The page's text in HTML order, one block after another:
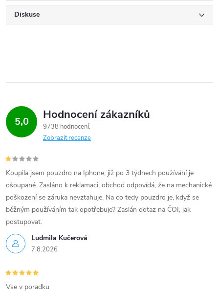
Diskuse
5,0 Hodnocení zákazníků
9738 hodnocení
Zobrazit recenze
Ludmila Kučerová
7.8.2026
Koupila jsem pouzdro na Iphone, již po 3 týdnech používání je
ošoupané. Zasláno k reklamaci, obchod odpovídá, že na mechanické
poškození se záruka nevztahuje. Na co tedy pouzdro je, když se
běžným používáním tak opotřebuje? Zaslán dotaz na ČOI, jak
postupovat.
Vse v poradku